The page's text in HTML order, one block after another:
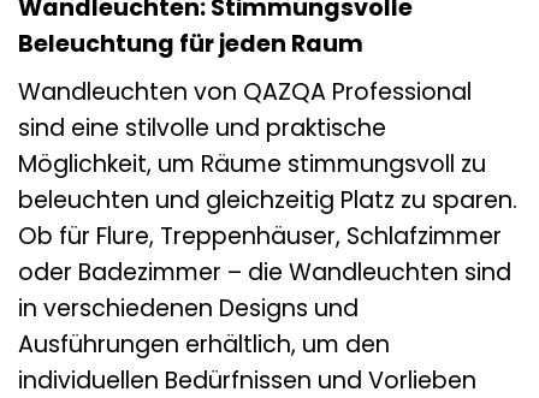
Wandleuchten: Stimmungsvolle
Beleuchtung für jeden Raum
Wandleuchten von QAZQA Professional
sind eine stilvolle und praktische
Möglichkeit, um Räume stimmungsvoll zu
beleuchten und gleichzeitig Platz zu sparen.
Ob für Flure, Treppenhäuser, Schlafzimmer
oder Badezimmer – die Wandleuchten sind
in verschiedenen Designs und
Ausführungen erhältlich, um den
individuellen Bedürfnissen und Vorlieben